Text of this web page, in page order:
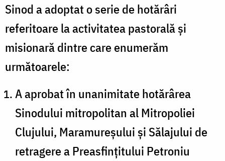
Păduraru
Sinod a adoptat o serie de hotărâri
referitoare la activitatea pastorală și
misionară dintre care enumerăm
următoarele:
A aprobat în unanimitate hotărârea
Sinodului mitropolitan al Mitropoliei
Clujului, Maramureșului și Sălajului de
retragere a Preasfințitului Petroniu